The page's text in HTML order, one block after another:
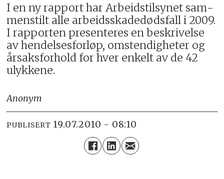
I en ny rapport har Arbeids­til­synet sam­
men­stilt alle arbeids­skade­døds­fall i 2009.
I rapporten presen­teres en beskriv­else
av hendelses­for­løp, omstendig­heter og
årsaks­forhold for hver enkelt av de 42
ulykkene.
Anonym
PUBLISERT 19.07.2010 - 08:10